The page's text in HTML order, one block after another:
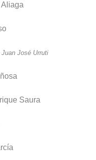
José Urruti
Saura